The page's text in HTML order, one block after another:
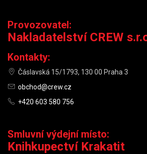
Provozovatel:
Nakladatelství CREW
Kontakty:
Čáslavská 15/1793, 130 00 Praha 3
obchod@crew.cz
+420 603 580 756
Smluvní výdejní místo:
Knihkupectví Krakatit